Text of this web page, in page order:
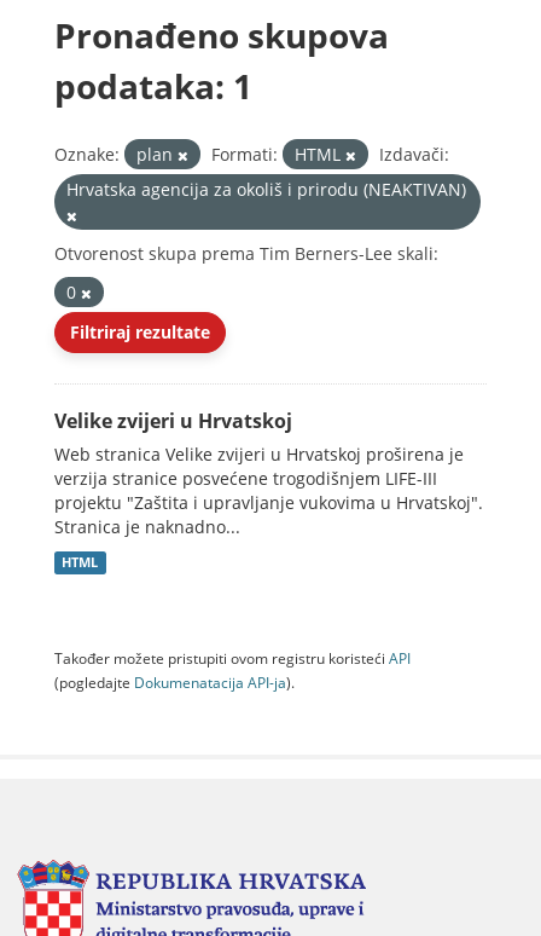
Pronađeno skupova
podataka: 1
Oznake: plan Formati: HTML
Izdavači:
Hrvatska agencija za okoliš i prirodu (NEAKTIVAN)
Otvorenost skupa prema Tim Berners-Lee skali:
0
Filtriraj rezultate
Velike zvijeri u Hrvatskoj
Web stranica Velike zvijeri u Hrvatskoj proširena je
verzija stranice posvećene trogodišnjem LIFE-III
projektu "Zaštita i upravljanje vukovima u Hrvatskoj".
Stranica je naknadno...
HTML
Također možete pristupiti ovom registru koristeći API
(pogledajte Dokumenаtаcijа API-jа).